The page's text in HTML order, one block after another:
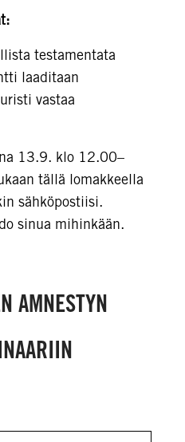
testamentata
laaditaan
vastaa
13.9. klo 12.00–
tällä lomakkeella
sähköpostiisi.
sinua mihinkään.
AMNESTYN